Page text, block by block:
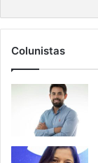
Colunistas